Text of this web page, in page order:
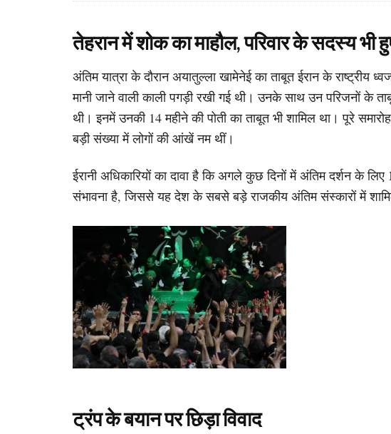
तेहरान में शोक का माहौल, परिवार के सदस्य भी
अंतिम यात्रा के दौरान अयातुल्ला खामेनेई का ताबूत ईरान के
मानी जाने वाली काली पगड़ी रखी गई थी। उनके साथ उन परिजनों के
थी। इनमें उनकी 14 महीने की पोती का ताबूत भी शामिल था। पूरे
बड़ी संख्या में लोगों की आंखें नम थीं।
ईरानी अधिकारियों का दावा है कि अगले कुछ दिनों में अंतिम दर्शन के लिए
संभावना है, जिससे यह देश के सबसे बड़े राजकीय अंतिम संस्कारों में
ट्रंप के बयान पर छिड़ा विवाद